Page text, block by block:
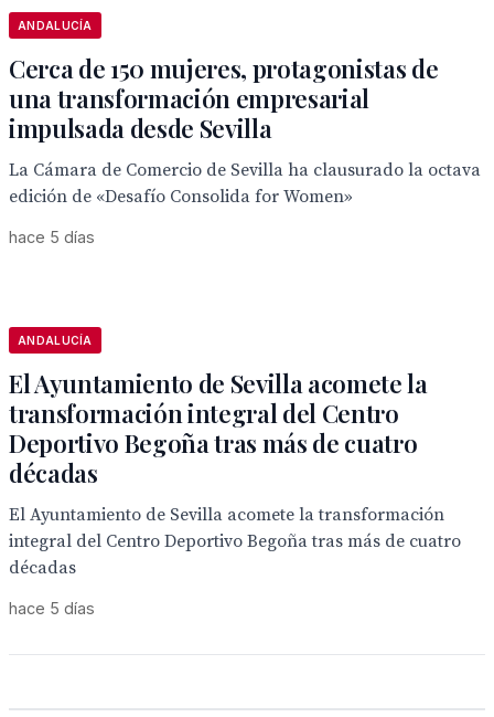
ANDALUCÍA
Cerca de 150 mujeres, protagonistas de
una transformación empresarial
impulsada desde Sevilla
La Cámara de Comercio de Sevilla ha clausurado la octava
edición de «Desafío Consolida for Women»
hace 5 días
ANDALUCÍA
El Ayuntamiento de Sevilla acomete la
transformación integral del Centro
Deportivo Begoña tras más de cuatro
décadas
El Ayuntamiento de Sevilla acomete la transformación
integral del Centro Deportivo Begoña tras más de cuatro
décadas
hace 5 días